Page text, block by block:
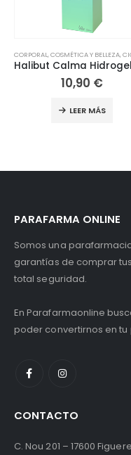
ORTOPEDIA
CORPORAL,COSMÉTICA Y BELLEZA,
10,90 €
LEER MÁS
PARAFARMA ONLINE
Somos una
garantías de comprar
total seguridad.
En Parafarmaonline
poder convertirnos en
CONTACTO
C. Nou 201 – 17600